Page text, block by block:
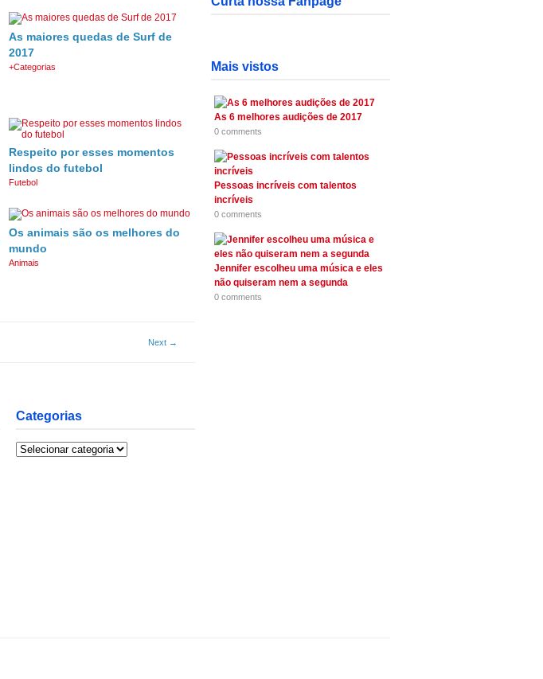
As maiores quedas de Surf de
2017
+Categorias
Respeito por esses momentos
lindos do futebol
Futebol
Os animais são os melhores do
mundo
Animais
Next →
Mais vistos
As 6 melhores audições de 2017
0 comments
Pessoas incríveis com talentos
incríveis
0 comments
Jennifer escolheu uma música e eles
não quiseram nem a segunda
0 comments
Categorias
Categorias